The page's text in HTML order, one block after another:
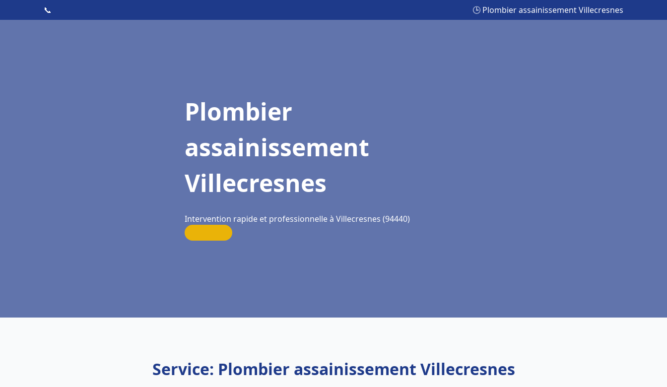
📞 🕒 Plombier assainissement Villecresnes
Plombier
assainissement
Villecresnes
Intervention rapide et professionnelle à Villecresnes (94440)
Service: Plombier assainissement Villecresnes